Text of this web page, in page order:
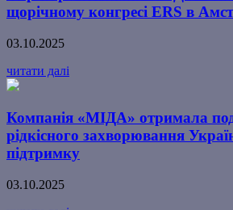
щорічному конгресі ERS в
03.10.2025
читати далі
Компанія «МІДА» отримала
рідкісного захворювання
підтримку
03.10.2025